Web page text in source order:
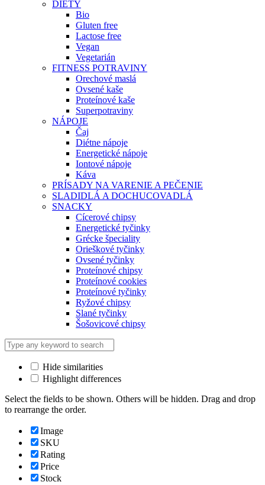
DIÉTY
Bio
Gluten free
Lactose free
Vegan
Vegetarián
FITNESS POTRAVINY
Orechové maslá
Ovsené kaše
Proteínové kaše
Superpotraviny
NÁPOJE
Čaj
Diétne nápoje
Energetické nápoje
Iontové nápoje
Káva
PRÍSADY NA VARENIE A PEČENIE
SLADIDLÁ A DOCHUCOVADLÁ
SNACKY
Cícerové chipsy
Energetické tyčinky
Grécke špeciality
Orieškové tyčinky
Ovsené tyčinky
Proteínové chipsy
Proteínové cookies
Proteínové tyčinky
Ryžové chipsy
Slané tyčinky
Šošovicové chipsy
Hide similarities
Highlight differences
Select the fields to be shown. Others will be hidden. Drag and drop
to rearrange the order.
Image
SKU
Rating
Price
Stock